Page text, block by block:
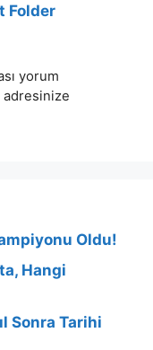
Folder
yorum
adresinize
Oldu!
Hangi
Sonra Tarihi